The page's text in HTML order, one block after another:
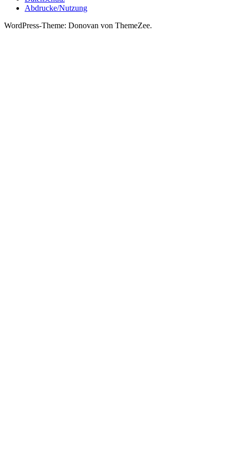
Abdrucke/Nutzung
WordPress-Theme: Donovan von ThemeZee.